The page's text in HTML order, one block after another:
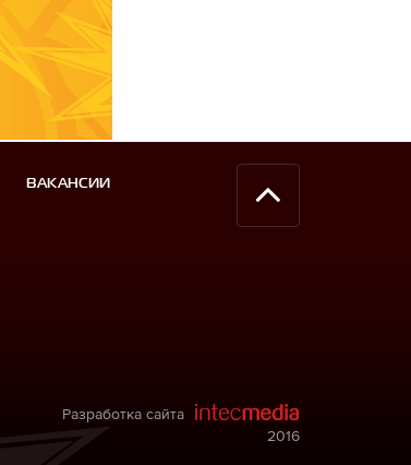
ВАКАНСИИ
Разработка сайта
2016